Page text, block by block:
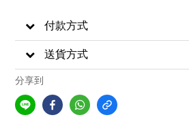
付款方式
送貨方式
分享到